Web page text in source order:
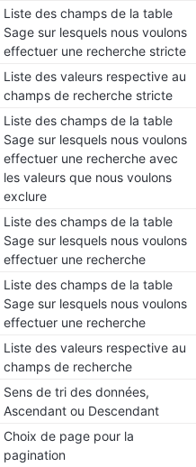
Liste des champs de la table
Sage sur lesquels nous voulons
effectuer une recherche stricte
Liste des valeurs respective au
champs de recherche stricte
Liste des champs de la table
Sage sur lesquels nous voulons
effectuer une recherche avec
les valeurs que nous voulons
exclure
Liste des champs de la table
Sage sur lesquels nous voulons
effectuer une recherche
Liste des champs de la table
Sage sur lesquels nous voulons
effectuer une recherche
Liste des valeurs respective au
champs de recherche
Sens de tri des données,
Ascendant ou Descendant
Choix de page pour la
pagination